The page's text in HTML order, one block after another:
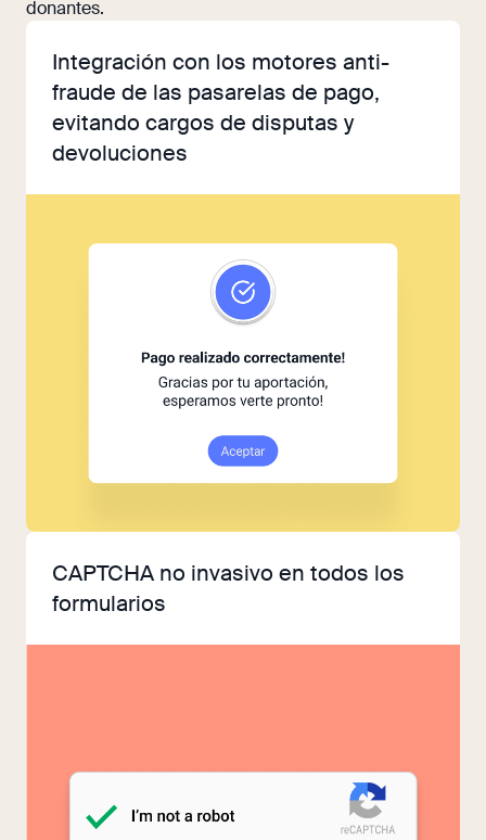
donantes.
Integración con los motores anti-
fraude de las pasarelas de pago,
evitando cargos de disputas y
devoluciones
CAPTCHA no invasivo en todos los
formularios